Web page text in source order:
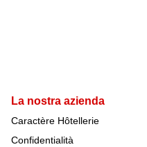
La nostra azienda
Caractère Hôtellerie
Confidentialità